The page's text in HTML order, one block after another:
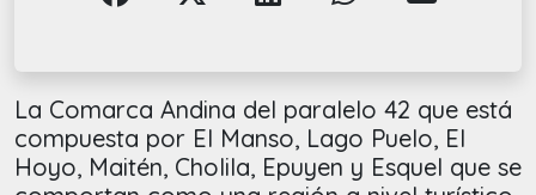
La Comarca Andina del paralelo 42 que está
compuesta por El Manso, Lago Puelo, El
Hoyo, Maitén, Cholila, Epuyen y Esquel que se